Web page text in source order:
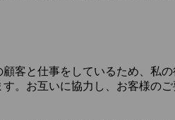
客と仕事をしているため、
。お互いに協力し、お客様の